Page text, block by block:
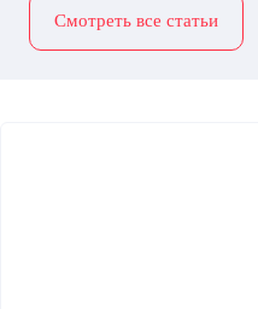
Смотреть все статьи